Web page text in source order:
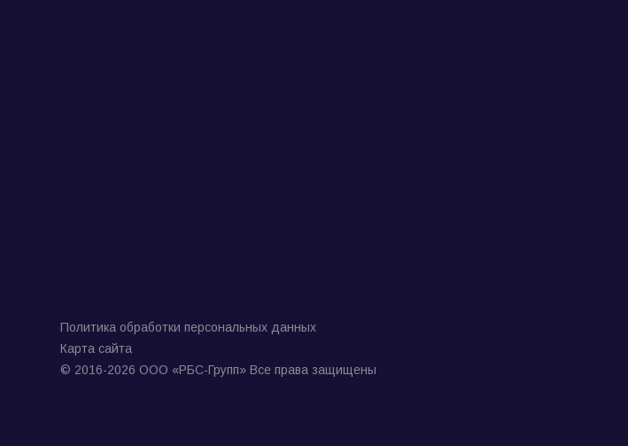
Политика обработки персональных данных
Карта сайта
© 2016-2026 ООО «РБС-Групп» Все права защищены